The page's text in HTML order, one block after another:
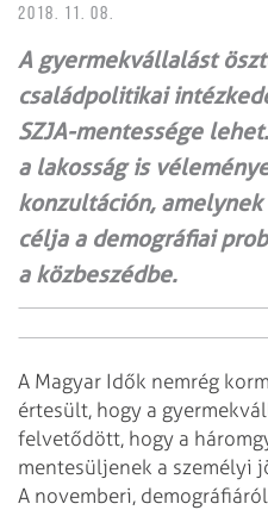
2018. 11. 08.
A gyermekvállalást
családpolitikai
SZJA-mentessége
a lakosság is
konzultáción,
célja a demográfiai
a közbeszédbe.
A Magyar Idők nemrég
értesült, hogy a
felvetődött, hogy a
mentesüljenek a személyi
A novemberi,